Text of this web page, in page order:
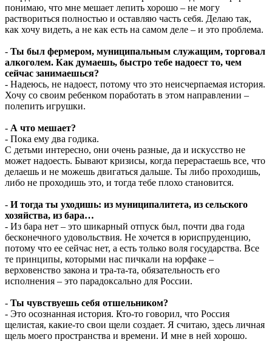
понимаю, что мне мешает лепить хорошо – не могу
раствориться полностью и оставляю часть себя. Делаю так,
как хочу видеть, а не как есть на самом деле – и это проблема.
- Ты был фермером, муниципальным служащим, торговал
алкоголем. Как думаешь, быстро тебе надоест то, чем
сейчас занимаешься?
- Надеюсь, не надоест, потому что это неисчерпаемая история.
Хочу со своим ребенком поработать в этом направлении –
полепить игрушки.
- А что мешает?
- Пока ему два годика.
С детьми интересно, они очень разные, да и искусство не
может надоесть. Бывают кризисы, когда перерастаешь все, что
делаешь и не можешь двигаться дальше. Ты либо проходишь,
либо не проходишь это, и тогда тебе плохо становится.
- И тогда ты уходишь: из муниципалитета, из сельского
хозяйства, из бара…
- Из бара нет – это шикарный отпуск был, почти два года
бесконечного удовольствия. Не хочется в юриспруденцию,
потому что ее сейчас нет, а есть только воля государства. Все
те принципы, которыми нас пичкали на юрфаке –
верховенство закона и тра-та-та, обязательность его
исполнения – это парадоксально для России.
- Ты чувствуешь себя отшельником?
- Это осознанная история. Кто-то говорил, что Россия
щелистая, какие-то свои щели создает. Я считаю, здесь личная
щель моего пространства и времени. И мне в ней хорошо.